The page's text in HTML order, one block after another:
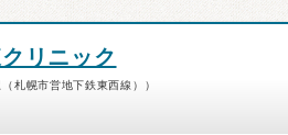
リニック
札幌市営地下鉄東西線））